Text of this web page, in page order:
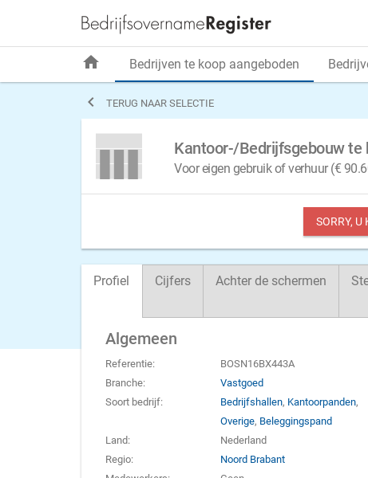
 TERUG NAAR SELECTIE
Kantoor-/Bedrijfsgebouw te
Voor eigen gebruik of verhuur (€
SORRY, U
Profiel Cijfers Achter de schermen
Algemeen
Referentie:
BOSN16BX443A
Branche:
Vastgoed
Soort bedrijf:
Bedrijfshallen, Kantoorpanden,
Overige, Beleggingspand
Land:
Nederland
Regio:
Noord Brabant
home Bedrijven te koop aangeboden